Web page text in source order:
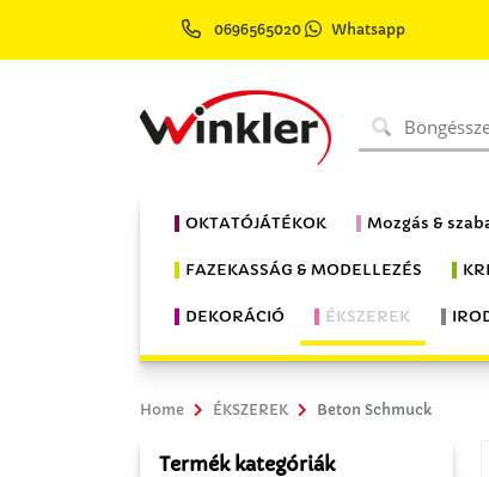
0696565020 Whatsapp
OKTATÓJÁTÉKOK Mozgás &
FAZEKASSÁG & MODELLEZÉS
DEKORÁCIÓ ÉKSZEREK
Home ÉKSZEREK Beton Schmuck
Termék kategóriák